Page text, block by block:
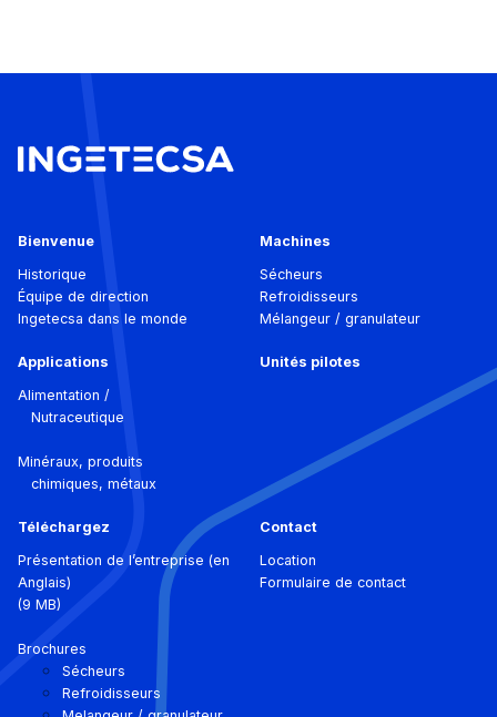
Bienvenue
Historique
Équipe de direction
Ingetecsa dans le monde
Machines
Sécheurs
Refroidisseurs
Mélangeur / granulateur
Applications
Alimentation /
Nutraceutique
Minéraux, produits
chimiques, métaux
Unités pilotes
Téléchargez
Présentation de l’entreprise (en
Anglais)
(9 MB)
Brochures
Sécheurs
Refroidisseurs
Contact
Location
Formulaire de contact